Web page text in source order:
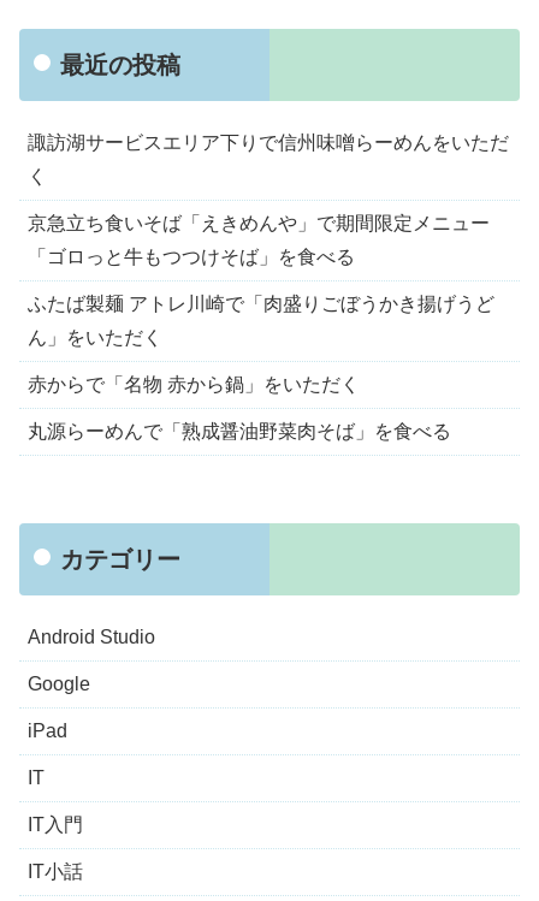
最近の投稿
諏訪湖サービスエリア下りで信州味噌らーめんをいただ
く
京急立ち食いそば「えきめんや」で期間限定メニュー
「ゴロっと牛もつつけそば」を食べる
ふたば製麺 アトレ川崎で「肉盛りごぼうかき揚げうど
ん」をいただく
赤からで「名物 赤から鍋」をいただく
丸源らーめんで「熟成醤油野菜肉そば」を食べる
カテゴリー
Android Studio
Google
iPad
IT
IT入門
IT小話